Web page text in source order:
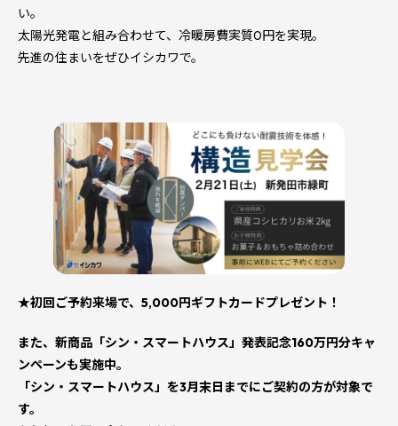
い。
太陽光発電と組み合わせて、冷暖房費実質0円を実現。
先進の住まいをぜひイシカワで。
★初回ご予約来場で、5,000円ギフトカードプレゼント！
また、新商品「シン・スマートハウス」発表記念160万円分キャ
ンペーンも実施中。
「シン・スマートハウス」を3月末日までにご契約の方が対象で
す。